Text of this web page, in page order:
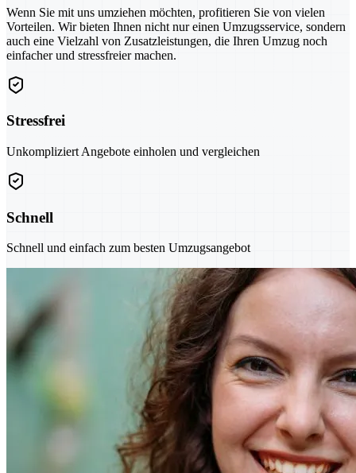
Wenn Sie mit uns umziehen möchten, profitieren Sie von vielen
Vorteilen. Wir bieten Ihnen nicht nur einen Umzugsservice, sondern
auch eine Vielzahl von Zusatzleistungen, die Ihren Umzug noch
einfacher und stressfreier machen.
Stressfrei
Unkompliziert Angebote einholen und vergleichen
Schnell
Schnell und einfach zum besten Umzugsangebot